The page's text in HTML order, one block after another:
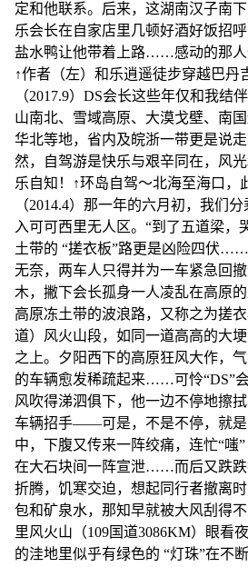
定和他联系。后来，这湖南汉子南
乐会长在自家店里几顿好酒好饭招
盐水鸭让他带着上路……感动的那人
↑作者（左）和乐逍遥徒步穿越巴丹
（2017.9）DS会长这些年仅和我结
山南北、雪域高原、大漠戈壁、南
华北等地，省内及皖浙一带更是说
然，自驾游是快乐与艰辛同在，风
乐自知！↑环岛自驾～北海至海口，
（2014.4）那一年的六月初，我们
入可可西里无人区。“到了五道梁，
土带的 “搓衣板”路更是凶险四伏……
无奈，两车人只得并为一车紧急回
木，撇下会长孤身一人凌乱在高原
高原冻土带的波浪路，又称之为搓
道）风火山段，如同一道高高的大
之上。夕阳西下的高原狂风大作，
的车辆愈发稀疏起来……可怜“DS”
风吹得涕泗俱下，他一边不停地擦
车辆招手——可是，不是不停，就
中，下腹又传来一阵绞痛，连忙“嗤”
在大石块间一阵宣泄……而后又跌跌
折腾，饥寒交迫，想起同行者撤离
包和矿泉水，那知早就被大风刮得
里风火山（109国道3086KM）眼看
的洼地里似乎有绿色的 “灯珠”在不